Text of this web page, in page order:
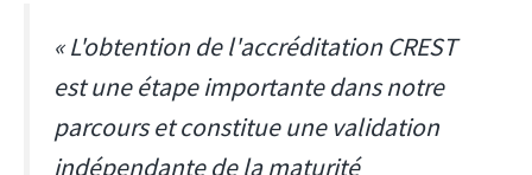
« L'obtention de l'accréditation CREST
est une étape importante dans notre
parcours et constitue une validation
indépendante de la maturité